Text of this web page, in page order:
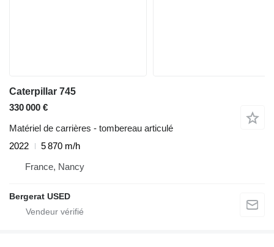
Caterpillar 745
330 000 €
Matériel de carrières - tombereau articulé
2022
5 870 m/h
France, Nancy
Bergerat USED